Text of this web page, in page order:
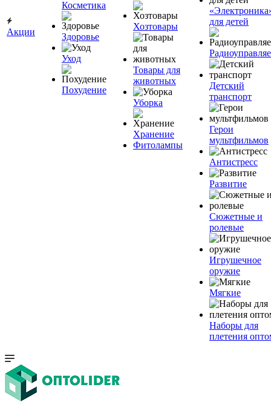
Акции
Косметика
Здоровье
Уход
Похудение
Хозтовары
Товары для
животных
Уборка
Хранение
Фитолампы
для детей
Детский
транспорт
Герои
мультфильмов
Антистресс
Развитие
Сюжетные и
ролевые
Игрушечное
оружие
Мягкие
Наборы для
плетения